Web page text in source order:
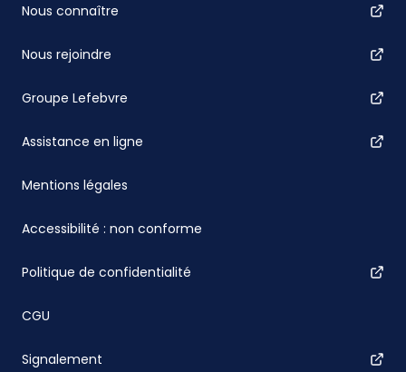
Nous connaître
Nous rejoindre
Groupe Lefebvre
Assistance en ligne
Mentions légales
Accessibilité : non conforme
Politique de confidentialité
CGU
Signalement